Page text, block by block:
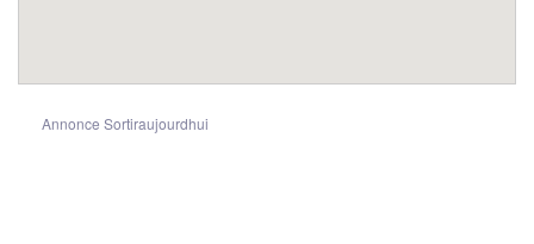
Annonce Sortiraujourdhui